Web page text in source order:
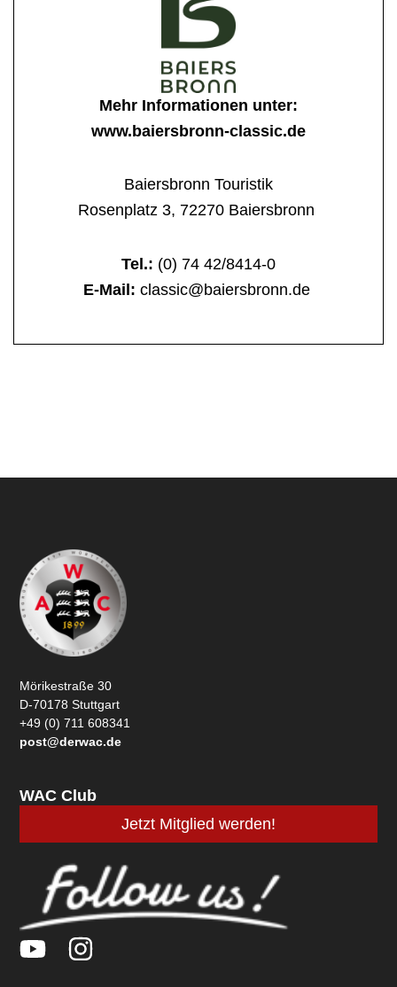
Mehr Informationen unter:
www.baiersbronn-classic.de
Baiersbronn Touristik
Rosenplatz 3, 72270 Baiersbronn
Tel.: (0) 74 42/8414-0
E-Mail: classic@baiersbronn.de
Mörikestraße 30
D-70178 Stuttgart
+49 (0) 711 608341
post@derwac.de
WAC Club
Jetzt Mitglied werden!
Y
I